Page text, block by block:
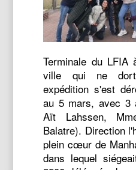
Terminale du
ville qui ne
expédition s'est
au 5 mars, avec 3
Aït Lahssen,
Balatre). Direction
plein cœur de
dans lequel